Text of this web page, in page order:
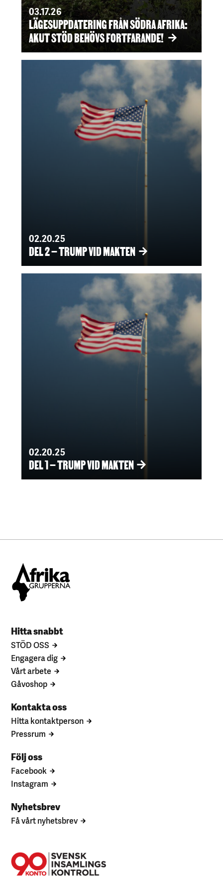
03.17.26
LÄGESUPPDATERING FRÅN SÖDRA AFRIKA:
AKUT STÖD BEHÖVS FORTFARANDE!
02.20.25
DEL 2 – TRUMP VID MAKTEN
02.20.25
DEL 1 – TRUMP VID MAKTEN
Hitta snabbt
STÖD OSS
Engagera dig
Vårt arbete
Gåvoshop
Kontakta oss
Hitta kontaktperson
Pressrum
Följ oss
Facebook
Instagram
Nyhetsbrev
Få vårt nyhetsbrev